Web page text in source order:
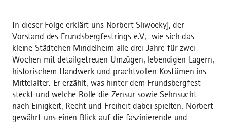
In dieser Folge erklärt uns Norbert Sliwockyj, der
Vorstand des Frundsbergfestrings e.V, wie sich das
kleine Städtchen Mindelheim alle drei Jahre für zwei
Wochen mit detailgetreuen Umzügen, lebendigen Lagern,
historischem Handwerk und prachtvollen Kostümen ins
Mittelalter. Er erzählt, was hinter dem Frundsbergfest
steckt und welche Rolle die Zensur sowie Sehnsucht
nach Einigkeit, Recht und Freiheit dabei spielten. Norbert
gewährt uns einen Blick auf die faszinierende und